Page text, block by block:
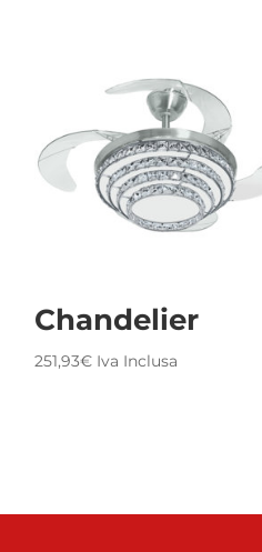
Chandelier
251,93€ Iva Inclusa